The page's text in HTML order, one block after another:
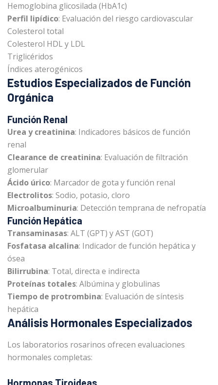
Hemoglobina glicosilada (HbA1c)
Perfil lipídico: Evaluación del riesgo cardiovascular
Colesterol total
Colesterol HDL y LDL
Triglicéridos
Índices aterogénicos
Estudios Especializados de Función
Orgánica
Función Renal
Urea y creatinina: Indicadores básicos de función
renal
Clearance de creatinina: Evaluación de filtración
glomerular
Ácido úrico: Marcador de gota y función renal
Electrolitos: Sodio, potasio, cloro
Microalbuminuria: Detección temprana de nefropatía
Función Hepática
Transaminasas: ALT (GPT) y AST (GOT)
Fosfatasa alcalina: Indicador de función hepática y
ósea
Bilirrubina: Total, directa e indirecta
Proteínas totales: Albúmina y globulinas
Tiempo de protrombina: Evaluación de síntesis
hepática
Análisis Hormonales Especializados
Los laboratorios rosarinos ofrecen evaluaciones
hormonales completas:
Hormonas Tiroideas